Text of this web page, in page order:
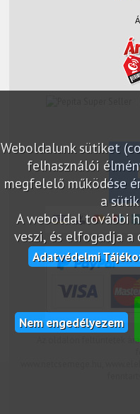
Weboldalunk sütiket
felhasználói
megfelelő működése
a
A weboldal további
veszi, és elfogadja a
Adatvédelmi
Nem engedélyezem
Az oldalon feltüntetek